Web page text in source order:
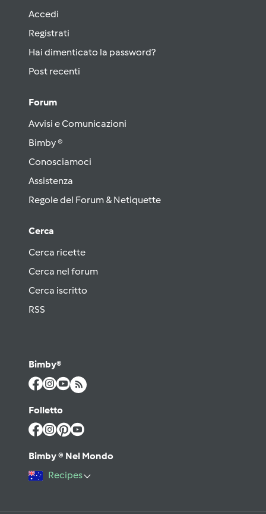
Accedi
Registrati
Hai dimenticato la password?
Post recenti
Forum
Avvisi e Comunicazioni
Bimby ®
Conosciamoci
Assistenza
Regole del Forum & Netiquette
Cerca
Cerca ricette
Cerca nel forum
Cerca iscritto
RSS
Bimby®
Folletto
Bimby ® Nel Mondo
Recipes